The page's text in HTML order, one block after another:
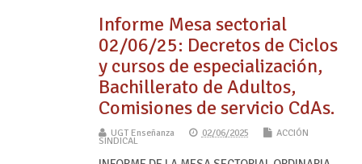
Informe Mesa sectorial
02/06/25: Decretos de Ciclos
y cursos de especialización,
Bachillerato de Adultos,
Comisiones de servicio CdAs.
UGT Enseñanza 02/06/2025 ACCIÓN
SINDICAL